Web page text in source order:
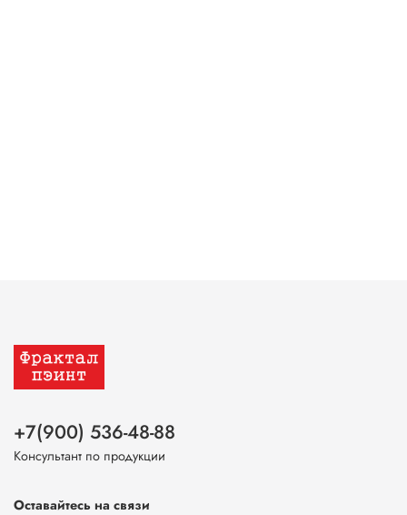
+7(900) 536-48-88
Консультант по продукции
Оставайтесь на связи